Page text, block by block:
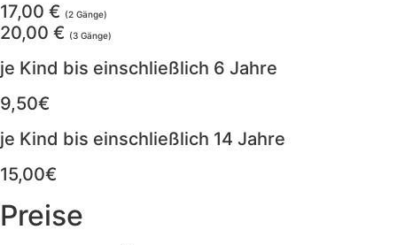
17,00 € (2 Gänge)
20,00 € (3 Gänge)
je Kind bis einschließlich 6 Jahre
9,50€
je Kind bis einschließlich 14 Jahre
15,00€
Preise